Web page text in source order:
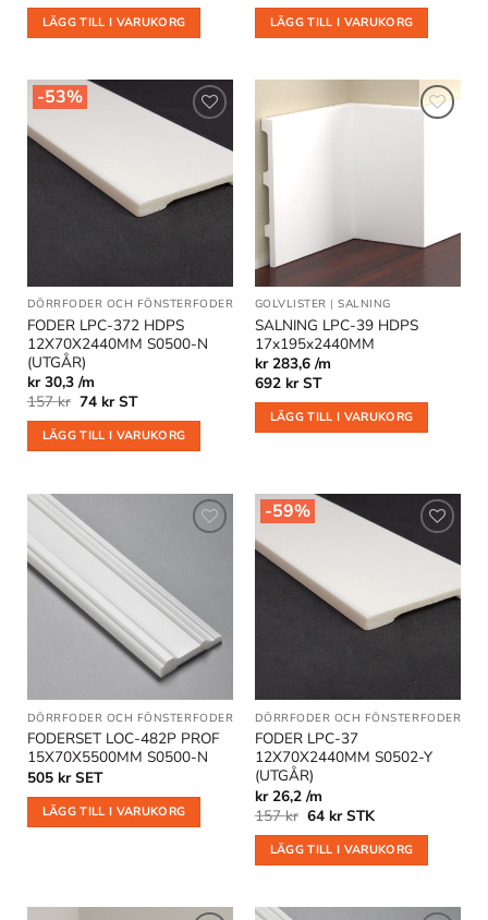
LÄGG TILL I VARUKORG LÄGG TILL I VARUKORG
-53%
önskelistan
DÖRRFODER OCH FÖNSTERFODER OUTLET
FODER LPC-372 HDPS
12X70X2440MM S0500-N
(UTGÅR)
kr 30,3 /m
157kr Det
priset
var:
157 kr.
74 krDet
priset
är:
74 kr.
ST
LÄGG TILL I VARUKORG
GOLVLISTER |SALNING
SALNING LPC-39 HDPS
17x195x2440MM
kr 283,6 /m
692 kr ST
LÄGG TILL I VARUKORG
önskelistan
DÖRRFODER OCH FÖNSTERFODER
FODERSET LOC-482P PROF
15X70X5500MM S0500-N
505 kr SET
LÄGG TILL I VARUKORG
-59%
önskelistan
DÖRRFODER OCH FÖNSTERFODER
FODER LPC-37
12X70X2440MM S0502-Y
(UTGÅR)
kr 26,2 /m
157kr Det
ursprungliga
priset
var:
157 kr.
64 krDet
nuvarande
priset
är:
64 kr.
STK
LÄGG TILL I VARUKORG